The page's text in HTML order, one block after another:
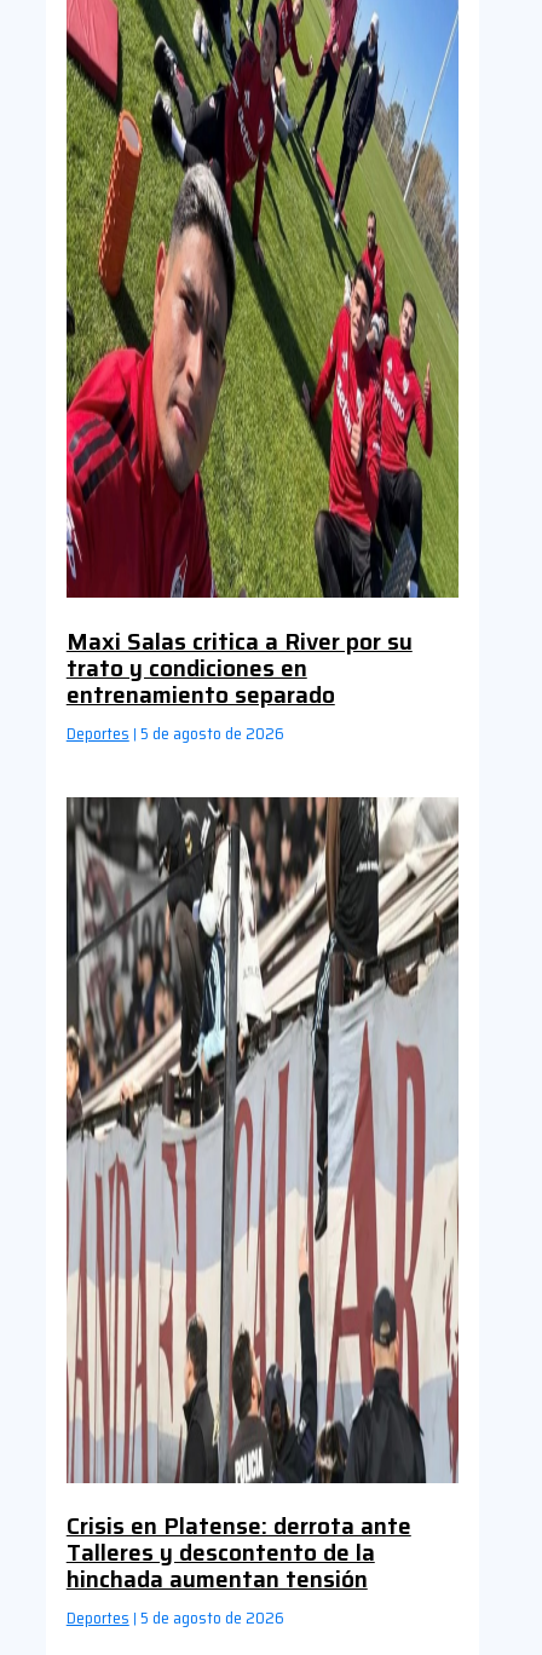
Maxi Salas critica a River por su
trato y condiciones en
entrenamiento separado
Deportes | 5 de agosto de 2026
Crisis en Platense: derrota ante
Talleres y descontento de la
hinchada aumentan tensión
Deportes | 5 de agosto de 2026